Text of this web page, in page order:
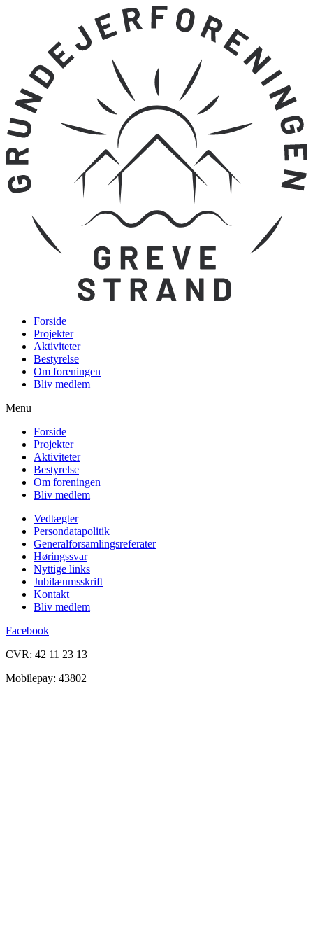
Forside
Projekter
Aktiviteter
Bestyrelse
Om foreningen
Bliv medlem
Menu
Forside
Projekter
Aktiviteter
Bestyrelse
Om foreningen
Bliv medlem
Vedtægter
Persondatapolitik
Generalforsamlingsreferater
Høringssvar
Nyttige links
Jubilæumsskrift
Kontakt
Bliv medlem
Facebook
CVR: 42 11 23 13
Mobilepay: 43802